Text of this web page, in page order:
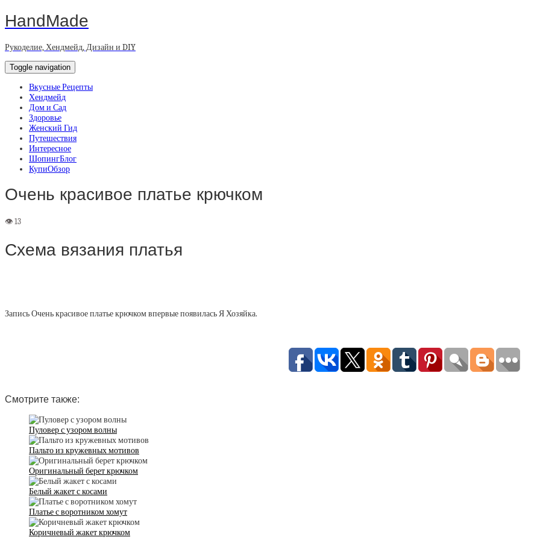
HandMade
Рукоделие, Хендмейд, Дизайн и DIY
Toggle navigation
Вкусные Рецепты
Хендмейд
Дом и Сад
Здоровье
Женский Гид
Путешествия
Интересное
ШопингБлог
КупиОбзор
Очень красивое платье крючком
Схема вязания платья
Запись Очень красивое платье крючком впервые появилась Я Хозяйка.
Смотрите также:
Пуловер с узором волны
Пальто из кружевных мотивов
Оригинальный берет крючком
Белый жакет с косами
Платье с воротником хомут
Коричневый жакет крючком